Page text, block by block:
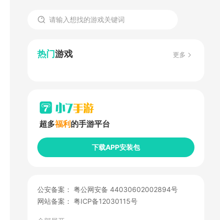
热门游戏 更多
超多福利 的手游平台
下载APP安装包
公安备案： 粤公网安备 44030602002894号
网站备案： 粤ICP备12030115号